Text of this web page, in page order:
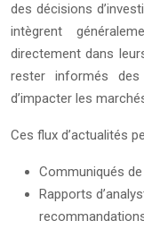
des décisions
intègrent
directement dans
rester informés des
d’impacter les
Ces flux d’actualités
Communiqués
Rapports